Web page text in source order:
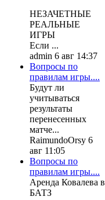
НЕЗАЧЕТНЫЕ
РЕАЛЬНЫЕ
ИГРЫ
Если ...
admin 6 авг 14:37
Вопросы по
правилам игры....
Будут ли
учитываться
результаты
перенесенных
матче...
RaimundoOrsy 6
авг 11:05
Вопросы по
правилам игры....
Аренда Ковалева в
БАТЗ